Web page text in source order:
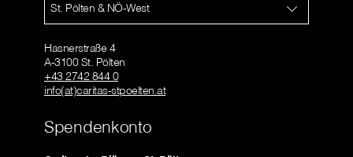
St. Pölten & NÖ-West
Hasnerstraße 4
A-3100 St. Pölten
+43 2742 844 0
info(at)caritas-stpoelten.at
Spendenkonto